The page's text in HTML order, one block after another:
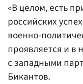
«В целом, есть
российских
военно-
проявляется и в
с западными
Бикантов.